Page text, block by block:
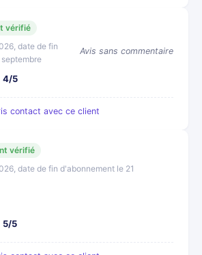
vérifié
date de fin
Avis sans commentaire
4/5
contact avec ce client
vérifié
date de fin d'abonnement le 21
5/5